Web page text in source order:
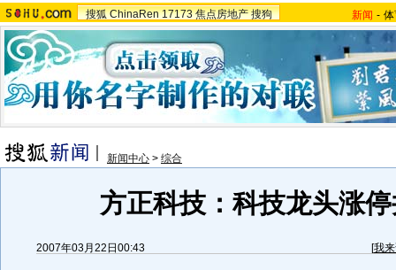
搜狐 ChinaRen 17173 焦点房地产 搜狗 新闻 -
新闻中心 > 综合
方正科技：科技龙头涨
2007年03月22日00:43 [我